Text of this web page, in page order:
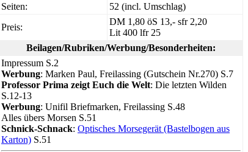
Seiten:
52 (incl. Umschlag)
Preis:
DM 1,80 öS 13,- sfr 2,20
Lit 400 lfr 25
Beilagen/Rubriken/Werbung/Besonderheiten:
Impressum S.2
Werbung: Marken Paul, Freilassing (Gutschein Nr.270) S.7
Professor Prima zeigt Euch die Welt: Die letzten Wilden
S.12-13
Werbung: Unifil Briefmarken, Freilassing S.48
Alles übers Morsen S.51
Schnick-Schnack: Optisches Morsegerät (Bastelbogen aus
Karton) S.51